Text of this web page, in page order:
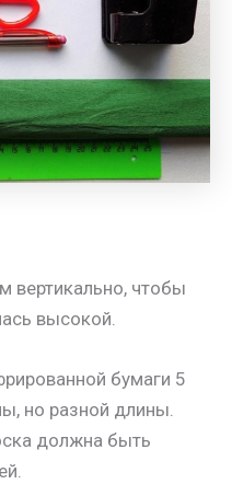
вертикально, чтобы
высокой.
бумаги 5
но разной длины.
должна быть